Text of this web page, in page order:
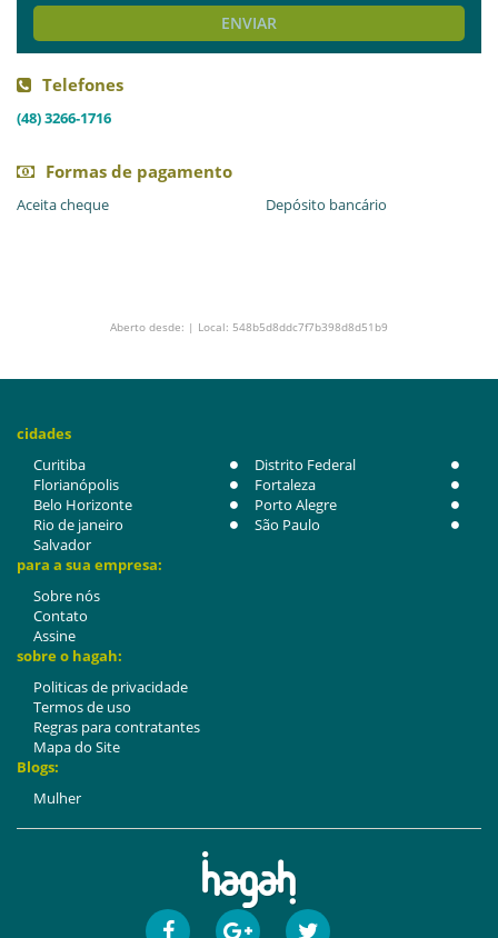
ENVIAR
Telefones
(48) 3266-1716
Formas de pagamento
Aceita cheque Depósito bancário
Aberto desde: | Local: 548b5d8ddc7f7b398d8d51b9
cidades
Curitiba
Distrito Federal
Florianópolis
Fortaleza
Belo Horizonte
Porto Alegre
Rio de janeiro
São Paulo
Salvador
para a sua empresa:
Sobre nós
Contato
Assine
sobre o hagah:
Politicas de privacidade
Termos de uso
Regras para contratantes
Mapa do Site
Blogs:
Mulher